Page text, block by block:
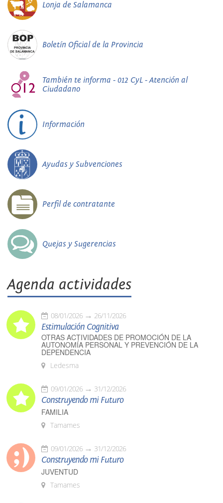
Lonja de Salamanca
Boletín Oficial de la Provincia
También te informa - 012 CyL - Atención al
Ciudadano
Información
Ayudas y Subvenciones
Perfil de contratante
Quejas y Sugerencias
Agenda actividades
08/01/2026 26/11/2026
Estimulación Cognitiva
OTRAS ACTIVIDADES DE PROMOCIÓN DE LA
AUTONOMÍA PERSONAL Y PREVENCIÓN DE LA
DEPENDENCIA
Ledesma
09/01/2026 31/12/2026
Construyendo mi Futuro
FAMILIA
Tamames
09/01/2026 31/12/2026
Construyendo mi Futuro
JUVENTUD
Tamames